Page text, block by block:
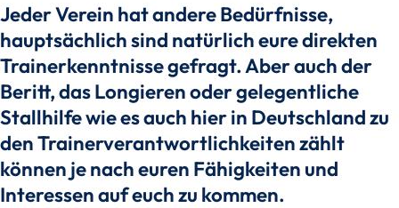
Jeder Verein hat andere Bedürfnisse,
hauptsächlich sind natürlich eure direkten
Trainerkenntnisse gefragt. Aber auch der
Beritt, das Longieren oder gelegentliche
Stallhilfe wie es auch hier in Deutschland zu
den Trainerverantwortlichkeiten zählt
können je nach euren Fähigkeiten und
Interessen auf euch zu kommen.